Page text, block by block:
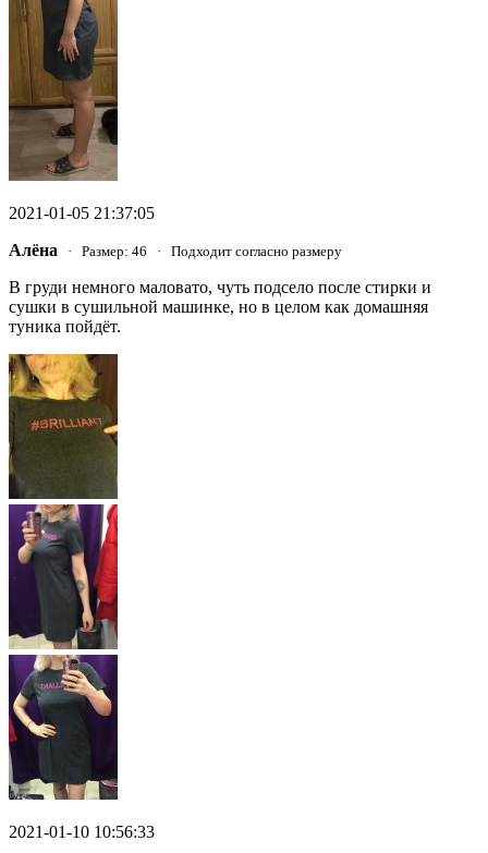
2021-01-05 21:37:05
Алёна · Размер: 46 · Подходит согласно размеру
В груди немного маловато, чуть подсело после стирки и
сушки в сушильной машинке, но в целом как домашняя
туника пойдёт.
2021-01-10 10:56:33